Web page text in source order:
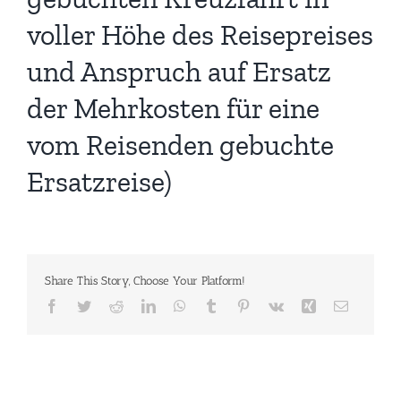
voller Höhe des Reisepreises
und Anspruch auf Ersatz
der Mehrkosten für eine
vom Reisenden gebuchte
Ersatzreise)
Share This Story, Choose Your Platform!
Facebook
TwitterRedditLinkedInWhatsApp
Tumblr Pinterest
Vk Xing E-